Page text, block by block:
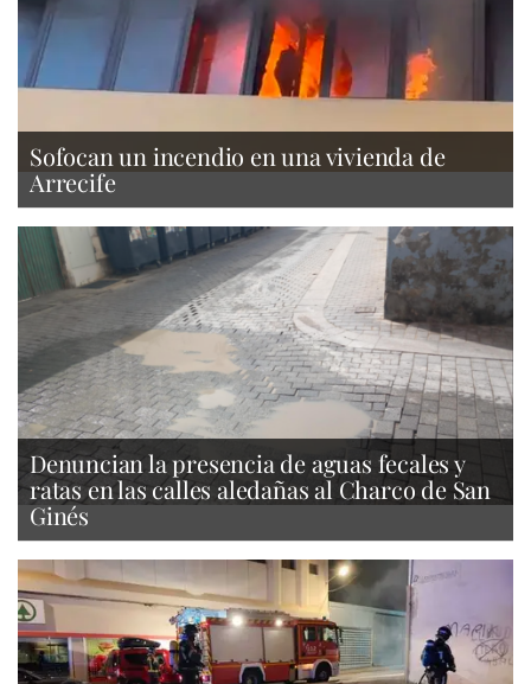
Sofocan un incendio en una vivienda de
Arrecife
Denuncian la presencia de aguas fecales y
ratas en las calles aledañas al Charco de San
Ginés